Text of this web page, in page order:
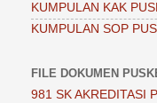
KUMPULAN KAK
KUMPULAN SOP
FILE DOKUMEN
981 SK AKREDITASI